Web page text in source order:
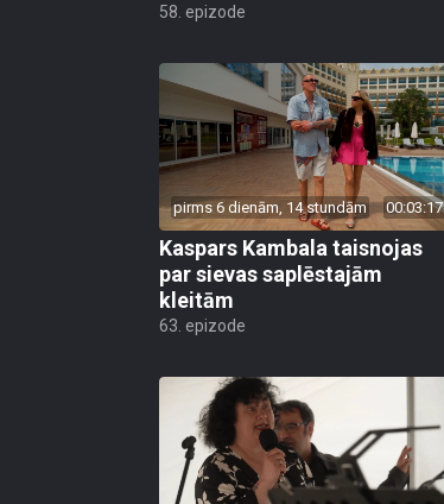
58. epizode
pirms 6 dienām, 14 stundām 00:03:17
Kaspars Kambala taisnojas
par sievas saplēstajām
kleitām
63. epizode